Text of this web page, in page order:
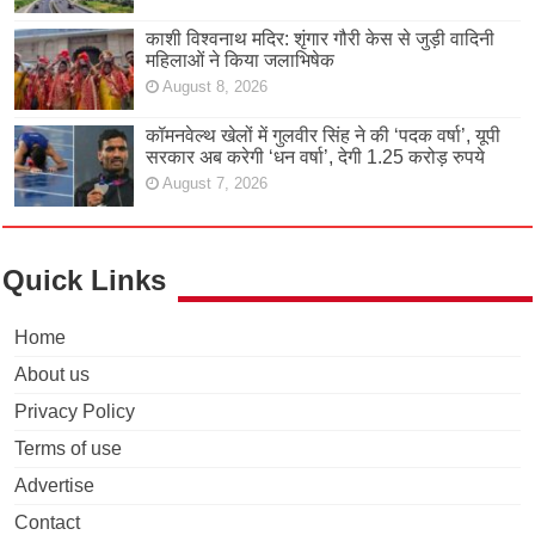
काशी विश्वनाथ मदिर: शृंगार गौरी केस से जुड़ी वादिनी
महिलाओं ने किया जलाभिषेक
August 8, 2026
कॉमनवेल्थ खेलों में गुलवीर सिंह ने की ‘पदक वर्षा’, यूपी
सरकार अब करेगी ‘धन वर्षा’, देगी 1.25 करोड़ रुपये
August 7, 2026
Quick Links
Home
About us
Privacy Policy
Terms of use
Advertise
Contact